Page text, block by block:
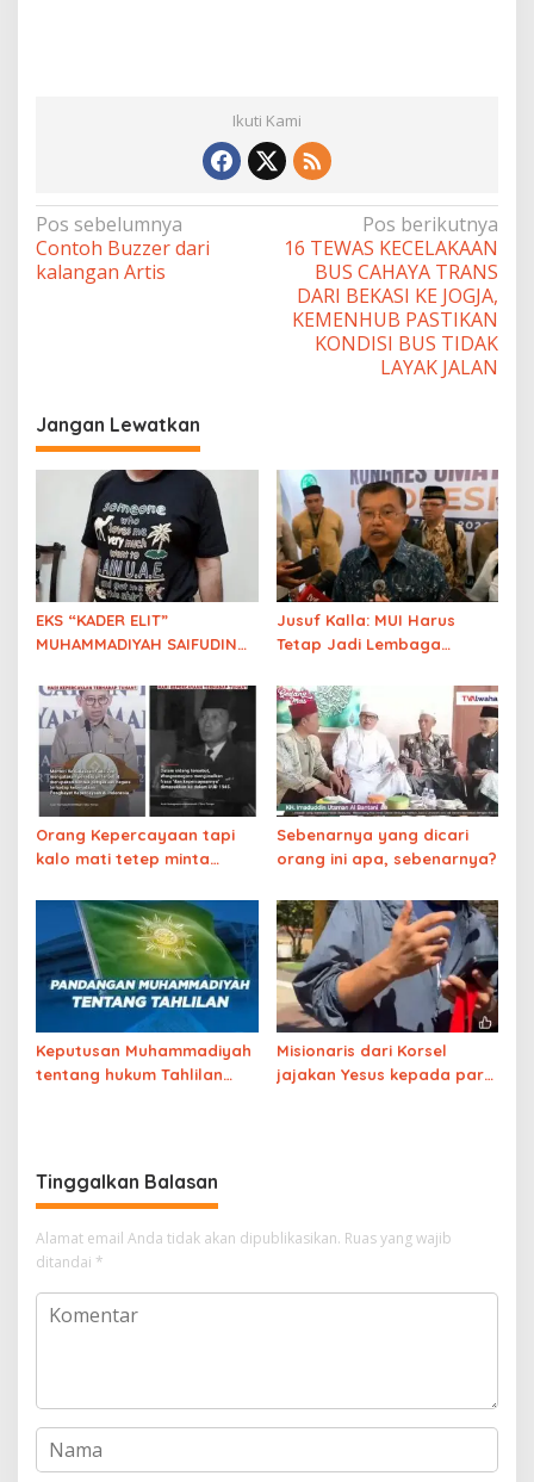
Ikuti Kami
Navigasi
pos
Pos sebelumnya
Contoh Buzzer dari
kalangan Artis
Pos berikutnya
16 TEWAS KECELAKAAN
BUS CAHAYA TRANS
DARI BEKASI KE JOGJA,
KEMENHUB PASTIKAN
KONDISI BUS TIDAK
LAYAK JALAN
Jangan Lewatkan
EKS “KADER ELIT”
MUHAMMADIYAH SAIFUDIN
MENJADI PENDETA KRISTEN
PENISTA AGAMA ISLAM
Jusuf Kalla: MUI Harus
Tetap Jadi Lembaga
Orang Kepercayaan tapi
kalo mati tetep minta
Sebenarnya yang dicari
orang ini apa, sebenarnya?
Keputusan Muhammadiyah
tentang hukum Tahlilan
Misionaris dari Korsel
jajakan Yesus kepada para
Tinggalkan Balasan
Alamat email Anda tidak akan dipublikasikan. Ruas yang wajib
ditandai *